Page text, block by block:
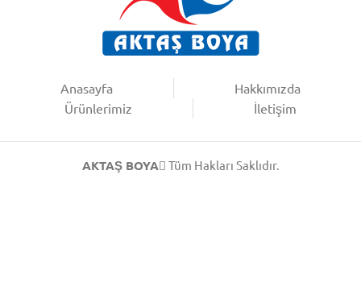
Anasayfa
Hakkımızda
Ürünlerimiz
İletişim
AKTAŞ BOYA Tüm Hakları Saklıdır.